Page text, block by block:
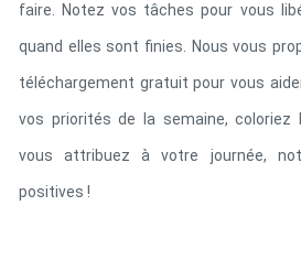
faire. Notez vos tâches pour vous
quand elles sont finies. Nous vous
téléchargement gratuit pour vous
vos priorités de la semaine, coloriez
vous attribuez à votre journée,
positives !